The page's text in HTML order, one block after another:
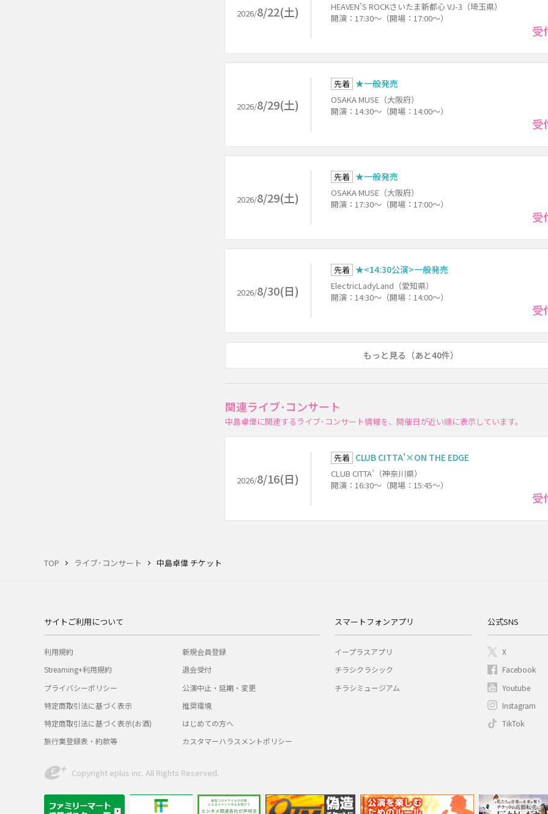
TOP ライブ･コンサート 中島卓偉 チケット
2026/8/22(土)
HEAVEN’S ROCKさいたま新都心 VJ-3（埼玉県）
開演：17:30～（開場：17:00～）
受
2026/8/29(土)
先着 ★一般発売
OSAKA MUSE（大阪府）
開演：14:30～（開場：14:00～）
受
2026/8/29(土)
先着 ★一般発売
OSAKA MUSE（大阪府）
開演：17:30～（開場：17:00～）
受
2026/8/30(日)
先着 ★<14:30公演>一般発売
ElectricLadyLand（愛知県）
開演：14:30～（開場：14:00～）
受
もっと見る（あと40件）
関連ライブ･コンサート
中島卓偉に関連するライブ･コンサート情報を、開催日が近い順に表示しています。
2026/8/16(日)
先着 CLUB CITTA’×ON THE EDGE
CLUB CITTA’（神奈川県）
開演：16:30～（開場：15:45～）
受
サイトご利用について
利用規約
Streaming+利用規約
プライバシーポリシー
特定商取引法に基づく表示
特定商取引法に基づく表示(お酒)
旅行業登録表・約款等
新規会員登録
退会受付
公演中止・延期・変更
推奨環境
はじめての方へ
カスタマーハラスメントポリシー
スマートフォンアプリ
イープラスアプリ
チラシクラシック
チラシミュージアム
公式SNS
X
Facebook
Youtube
Instagram
TikTok
Copyright eplus inc. All Rights Reserved.